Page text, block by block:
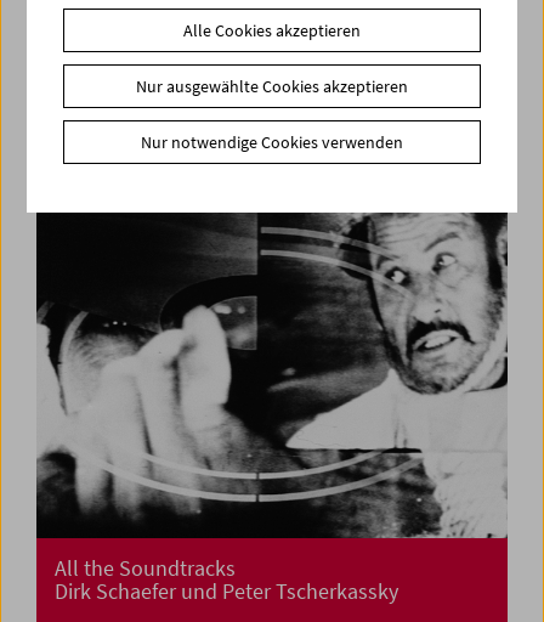
Treibgut: Zeigen als pädagogische Ur-Geste
Die Praktiken des Lehrfilms
All the Soundtracks
Dirk Schaefer und Peter Tscherkassky
Alle Cookies akzeptieren
Nur ausgewählte Cookies akzeptieren
Nur notwendige Cookies verwenden